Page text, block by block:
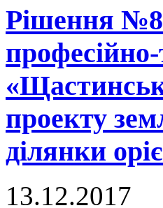
Рішення
проекту
ділянки
13.12.2017